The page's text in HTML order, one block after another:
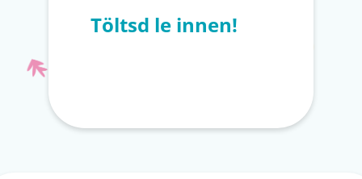
Töltsd le innen!